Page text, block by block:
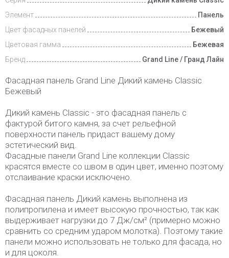
Элемент
Панель
Цвет фасадных панелей
Бежевый
Цветовая гамма
Бежевая
Бренд
Grand Line / Гранд Лайн
Фасадная панель Grand Line Дикий камень Classic
Бежевый
Дикий камень Classic - это фасадная панель с
фактурой битого камня, за счет рельефной
поверхности панель придаст вашему дому
эстетический вид.
Фасадные панели Grand Line коллекции Classic
красятся вместе со швом в один цвет, именно поэтому
отслаивание краски исключено.
Фасадная панель Дикий камень выполнена из
полипропилена и имеет высокую прочностью, так как
выдерживает нагрузки до 7 Дж/см² (примерно можно
сравнить со средним ударом молотка). Поэтому такие
панели можно использовать не только для фасада, но
и для цоколя.